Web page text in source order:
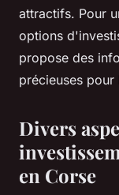
attractifs. Pour
options
propose des
précieuses pour
Divers
en Corse